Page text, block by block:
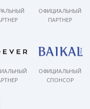
ОФИЦИАЛЬНЫЙ
ПАРТНЕР
ОФИЦИАЛЬНЫЙ
СПОНСОР